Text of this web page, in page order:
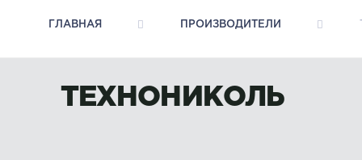
ПРОИЗВОДИТЕЛИ
ТЕХНОНИКОЛЬ